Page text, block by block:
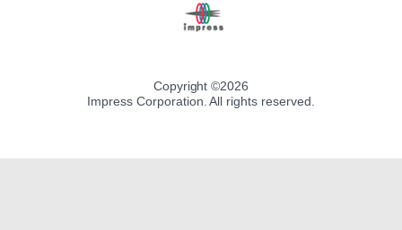
Copyright ©2026
Impress Corporation. All rights reserved.